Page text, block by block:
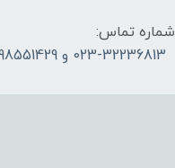
شماره تماس:
023-32236813 و 09198551429